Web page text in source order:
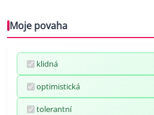
Moje povaha
klidná
optimistická
tolerantní